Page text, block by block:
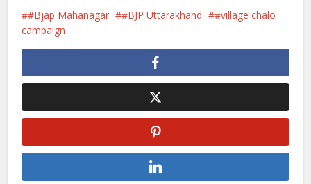
#Bjap Mahanagar #BJP Uttarakhand
#village chalo
campaign